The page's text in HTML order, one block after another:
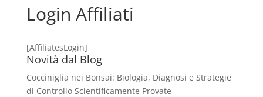
Login Affiliati
[AffiliatesLogin]
Novità dal Blog
Cocciniglia nei Bonsai: Biologia, Diagnosi e Strategie
di Controllo Scientificamente Provate